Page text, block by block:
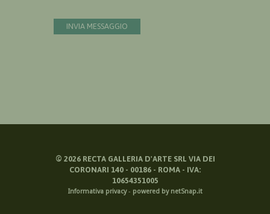
INVIA MESSAGGIO
© 2026RECTA GALLERIA D'ARTE SRL VIA DEI
CORONARI 140 - 00186 - ROMA - IVA:
10654351005
Informativa privacy- powered by netSnap.it